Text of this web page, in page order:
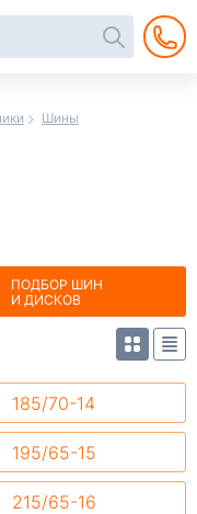
Шины
ПОДБОР ШИН
И ДИСКОВ
185/70-14
195/65-15
215/65-16